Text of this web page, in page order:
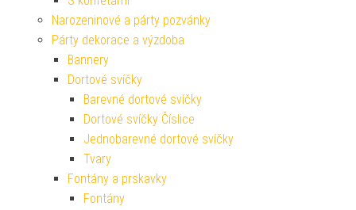
Narozeninové a párty pozvánky
Párty dekorace a výzdoba
Bannery
Dortové svíčky
Barevné dortové svíčky
Dortové svíčky Číslice
Jednobarevné dortové svíčky
Tvary
Fontány a prskavky
Fontány